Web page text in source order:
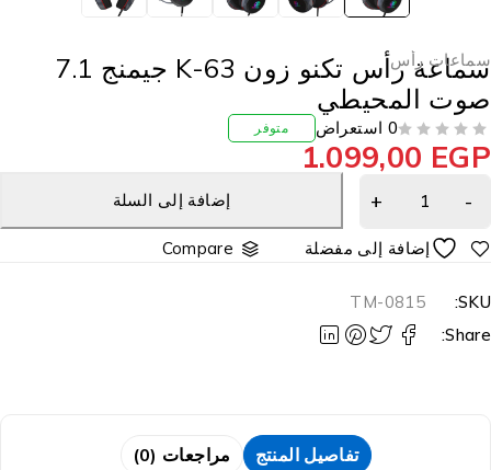
رأس
سماعة رأس تكنو زون K-63 جيمنج 7.1
المحيطي
0 استعراض متوفر
1.099,00
إضافة إلى السلة
Compare
TM-0815
تفاصيل المنتج مراجعات (0)